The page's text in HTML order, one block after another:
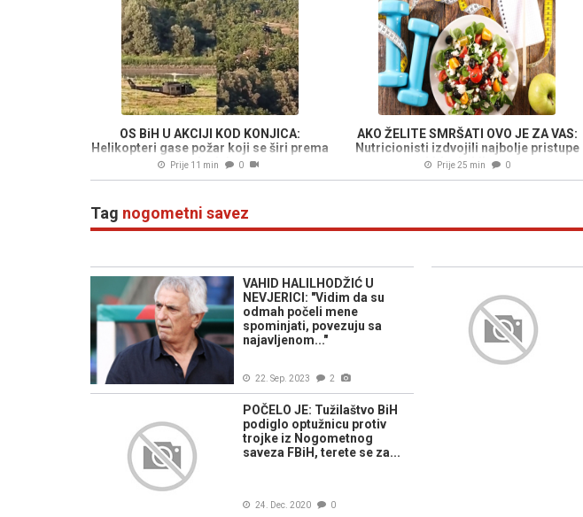
OS BiH U AKCIJI KOD KONJICA:
Helikopteri gase požar koji se širi prema
planini
Prije 11 min 0
AKO ŽELITE SMRŠATI OVO JE ZA VAS:
Nutricionisti izdvojili najbolje pristupe
za skidanje kilograma
Prije 25 min 0
Tag nogometni savez
VAHID HALILHODŽIĆ U
NEVJERICI: "Vidim da su
odmah počeli mene
spominjati, povezuju sa
najavljenom..."
22. Sep. 2023 2
POČELO JE: Tužilaštvo BiH
podiglo optužnicu protiv
trojke iz Nogometnog
saveza FBiH, terete se za...
24. Dec. 2020 0